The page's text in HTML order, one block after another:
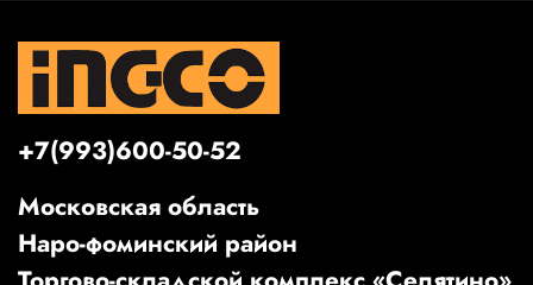
+7(993)600-50-52
Московская область
Наро-фоминский район